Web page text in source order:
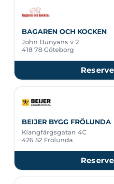
BAGAREN OCH KOCKEN
John Bunyans v 2
418 78 Göteborg
BEIJER BYGG FRÖLUNDA
Klangfärgsgatan 4C
426 52 Frölunda